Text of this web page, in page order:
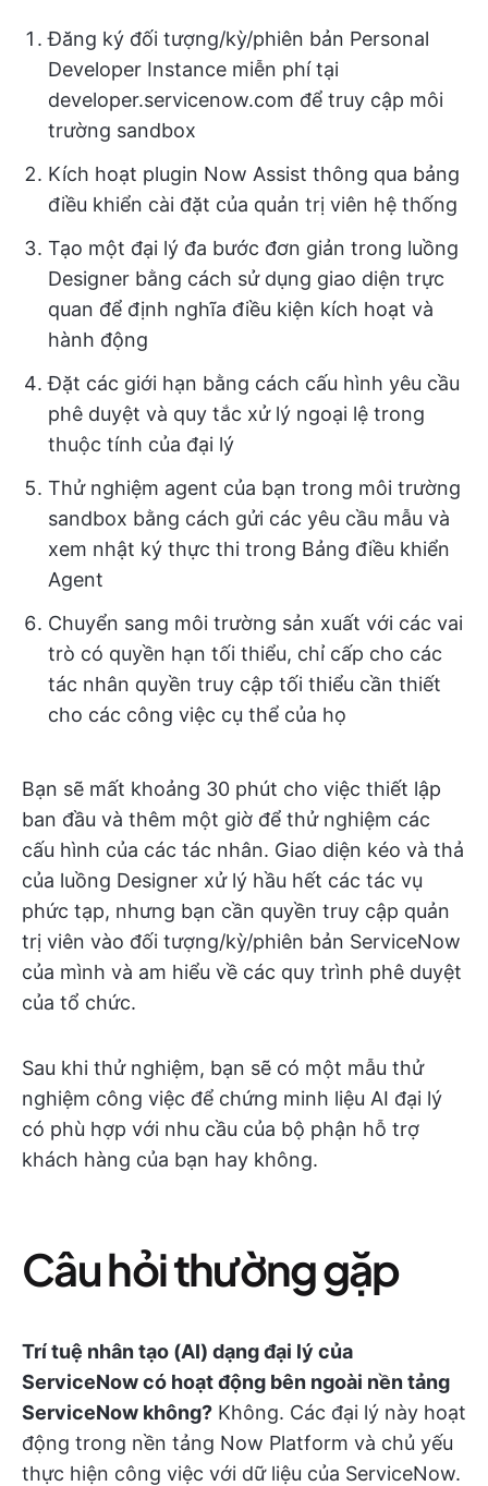
Đăng ký đối tượng/kỳ/phiên bản Personal
Developer Instance miễn phí tại
developer.servicenow.com để truy cập môi
trường sandbox
Kích hoạt plugin Now Assist thông qua bảng
điều khiển cài đặt của quản trị viên hệ thống
Tạo một đại lý đa bước đơn giản trong luồng
Designer bằng cách sử dụng giao diện trực
quan để định nghĩa điều kiện kích hoạt và
hành động
Đặt các giới hạn bằng cách cấu hình yêu cầu
phê duyệt và quy tắc xử lý ngoại lệ trong
thuộc tính của đại lý
Thử nghiệm agent của bạn trong môi trường
sandbox bằng cách gửi các yêu cầu mẫu và
xem nhật ký thực thi trong Bảng điều khiển
Agent
Chuyển sang môi trường sản xuất với các vai
trò có quyền hạn tối thiểu, chỉ cấp cho các
tác nhân quyền truy cập tối thiểu cần thiết
cho các công việc cụ thể của họ
Bạn sẽ mất khoảng 30 phút cho việc thiết lập
ban đầu và thêm một giờ để thử nghiệm các
cấu hình của các tác nhân. Giao diện kéo và thả
của luồng Designer xử lý hầu hết các tác vụ
phức tạp, nhưng bạn cần quyền truy cập quản
trị viên vào đối tượng/kỳ/phiên bản ServiceNow
của mình và am hiểu về các quy trình phê duyệt
của tổ chức.
Sau khi thử nghiệm, bạn sẽ có một mẫu thử
nghiệm công việc để chứng minh liệu AI đại lý
có phù hợp với nhu cầu của bộ phận hỗ trợ
khách hàng của bạn hay không.
Câu hỏi thường gặp
Trí tuệ nhân tạo (AI) dạng đại lý của
ServiceNow có hoạt động bên ngoài nền tảng
ServiceNow không? Không. Các đại lý này hoạt
động trong nền tảng Now Platform và chủ yếu
thực hiện công việc với dữ liệu của ServiceNow.